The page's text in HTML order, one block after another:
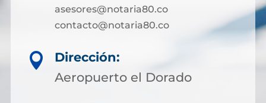
asesores@notaria80.co
contacto@notaria80.co ​

Dirección:
Aeropuerto el Dorado